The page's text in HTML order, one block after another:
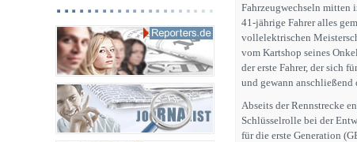
Fahrzeugwechseln mitten
41-jährige Fahrer alles
vollelektrischen
vom Kartshop seines
der erste Fahrer, der sich
und gewann
Abseits der Rennstrecke
Schlüsselrolle bei der
für die erste Generation